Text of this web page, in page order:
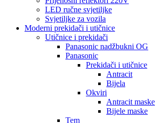
LED ručne svjetiljke
Svjetiljke za vozila
Moderni prekidači i utičnice
Utičnice i prekidači
Panasonic nadžbukni OG
Panasonic
Prekidači i utičnice
Antracit
Bijela
Okviri
Antracit maske
Bijele maske
Tem